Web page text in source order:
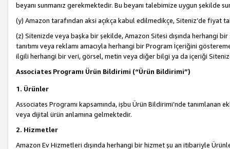
beyanı sunmanız gerekmektedir. Bu beyanı talebimize uygun şekilde
(y) Amazon tarafından aksi açıkça kabul edilmedikçe, Siteniz’de fiyat
(z) Sitenizde veya başka bir şekilde, Amazon Sitesi dışında herhangi
tanıtımı veya reklamı amacıyla herhangi bir Program İçeriğini
ilgili herhangi bir veri, görsel, metin veya diğer bilgi ya da içeriği
Associates Programı Ürün Bildirimi (“Ürün Bildirimi”)
1. Ürünler
Associates Programı kapsamında, işbu Ürün Bildirimi’nde
veya dijital ürün anlamına gelmektedir.
2. Hizmetler
Amazon Ev Hizmetleri dışında herhangi bir hizmet şu an itibariyle